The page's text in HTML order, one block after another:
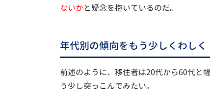
ないかと疑念を抱いているのだ。
年代別の傾向をもう少しくわしく
前述のように、移住者は20代から60代と
う少し突っこんでみたい。